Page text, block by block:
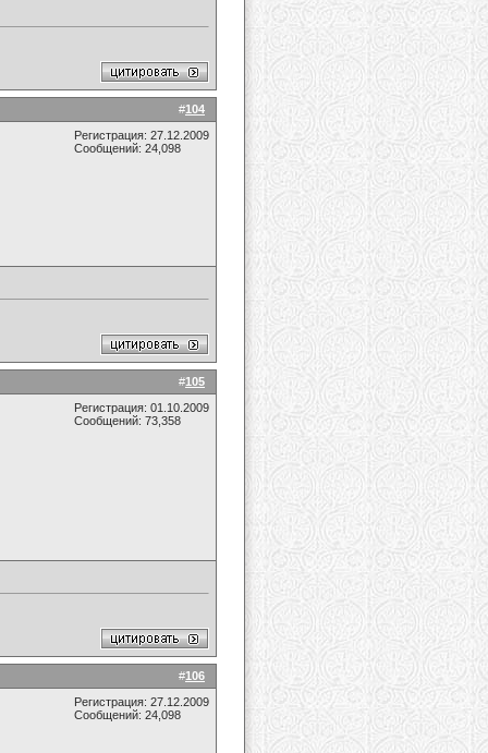
#104
Регистрация: 27.12.2009
Сообщений: 24,098
#105
Регистрация: 01.10.2009
Сообщений: 73,358
#106
Регистрация: 27.12.2009
Сообщений: 24,098